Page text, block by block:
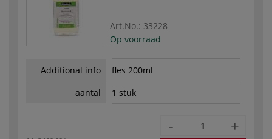
Art.No.: 33228
Op voorraad
Additional info
fles 200ml
aantal
1 stuk
- +